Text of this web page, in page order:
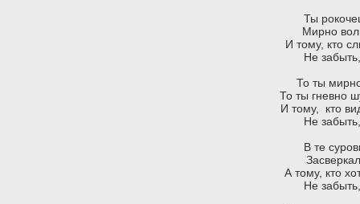
Ты
Мирно
И тому, кто
Не
То ты
То ты гневно
И тому, кто
Не
В те
А тому, кто
Не